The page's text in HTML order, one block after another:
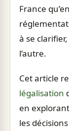
France
à se
l’autre.
Cet article
légalisation
en
les